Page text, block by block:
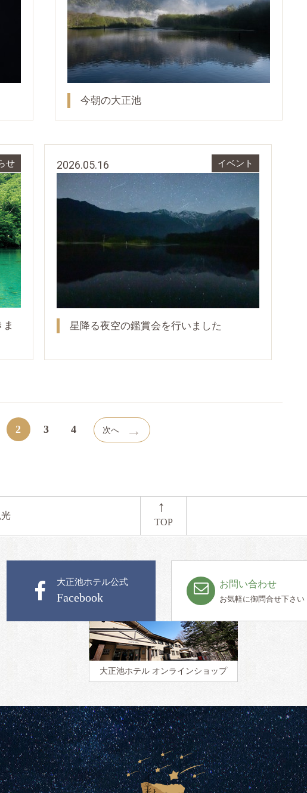
今朝の大正池
せ 2026.05.16 イベント
星降る夜空の鑑賞会を行いました
2 3 4 次へ →
←
TOP
大正池ホテル公式
Facebook
お問い合わせ
お気軽に御問合せ下さい
大正池ホテル オンラインショップ